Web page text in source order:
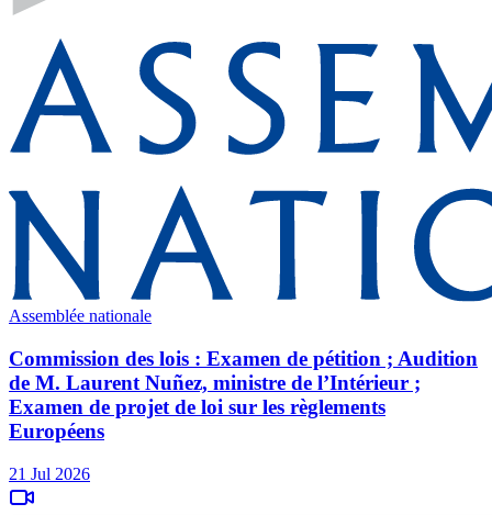
Assemblée nationale
Commission des lois : Examen de pétition ; Audition
de M. Laurent Nuñez, ministre de l’Intérieur ;
Examen de projet de loi sur les règlements
Européens
21 Jul 2026